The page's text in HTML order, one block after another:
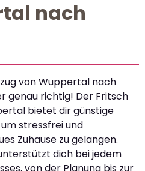
nach
von Wuppertal nach
genau richtig! Der Fritsch
bietet dir günstige
stressfrei und
Zuhause zu gelangen.
dich bei jedem